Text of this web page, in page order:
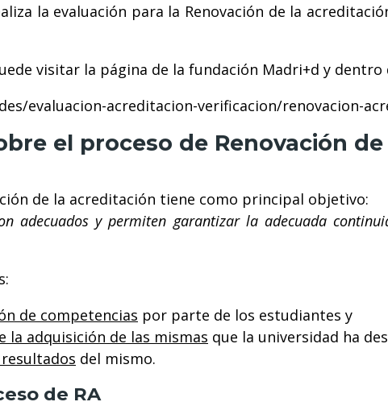
la evaluación para la Renovación de la
visitar la página de la fundación Madri+d y dentro
evaluacion-acreditacion-verificacion/renovacion-
el proceso de Renovación
de la acreditación tiene como principal objetivo:
adecuados y permiten garantizar la adecuada
de competencias por parte de los estudiantes y
la adquisición de las mismas que la universidad ha
del mismo.
de RA